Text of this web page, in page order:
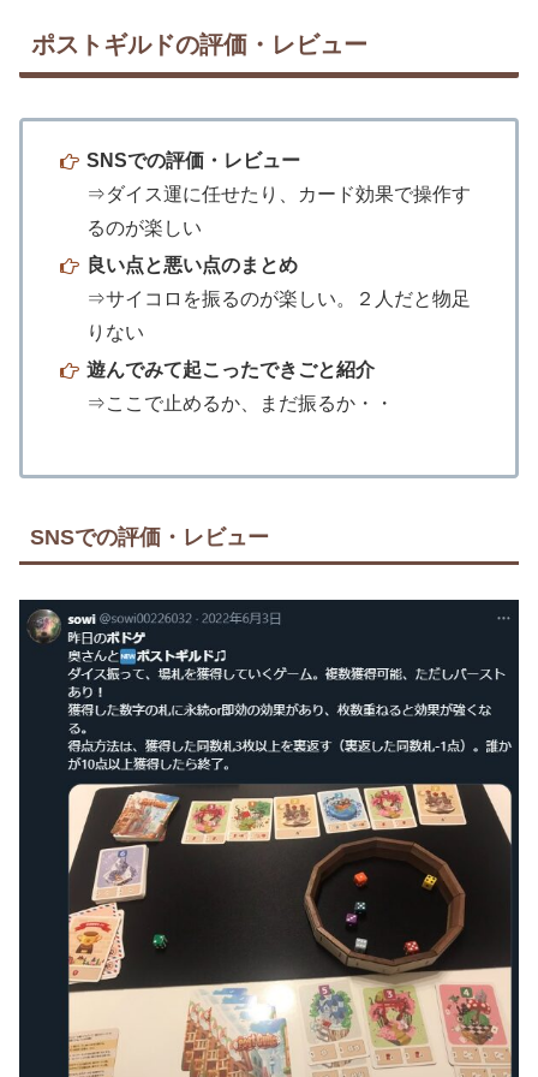
ポストギルドの評価・レビュー
SNSでの評価・レビュー
⇒ダイス運に任せたり、カード効果で操作す
るのが楽しい
良い点と悪い点のまとめ
⇒サイコロを振るのが楽しい。２人だと物足
りない
遊んでみて起こったできごと紹介
⇒ここで止めるか、まだ振るか・・
SNSでの評価・レビュー